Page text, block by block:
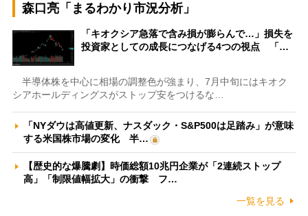
森口亮「まるわかり市況分析」
「キオクシア急落で含み損が膨らんで…」損失を
投資家としての成長につなげる4つの視点 「…
半導体株を中心に相場の調整色が強まり、7月中旬にはキオク
シアホールディングスがストップ安をつけるな…
「NYダウは高値更新、ナスダック・S&P500は足踏み」が意味
する米国株市場の変化 半…
【歴史的な爆騰劇】時価総額10兆円企業が「2連続ストップ
高」「制限値幅拡大」の衝撃 フ…
一覧を見る